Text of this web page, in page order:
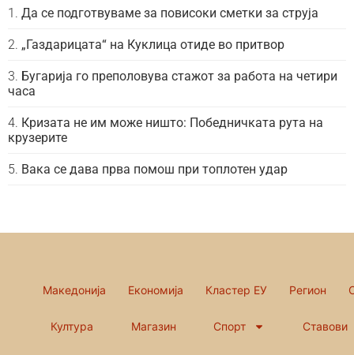
Да се подготвуваме за повисоки сметки за струја
„Газдарицата“ на Куклица отиде во притвор
Бугарија го преполовува стажот за работа на четири
часа
Кризата не им може ништо: Победничката рута на
крузерите
Вака се дава прва помош при топлотен удар
Македонија Економија Кластер ЕУ Регион
Култура Магазин Спорт Ставови